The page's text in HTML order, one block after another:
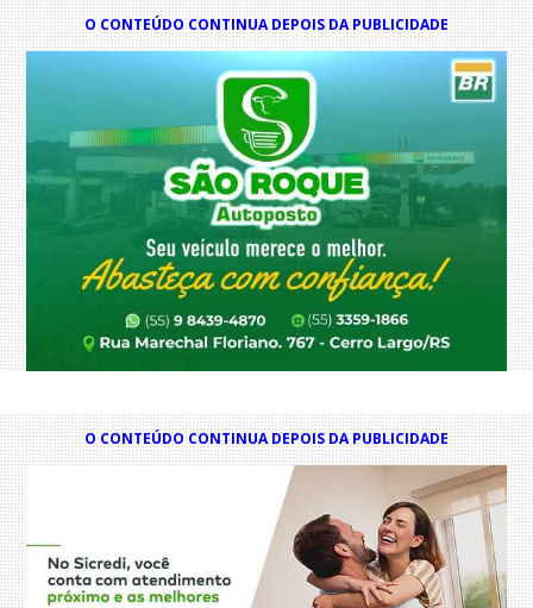
O CONTEÚDO CONTINUA DEPOIS DA PUBLICIDADE
O CONTEÚDO CONTINUA DEPOIS DA PUBLICIDADE